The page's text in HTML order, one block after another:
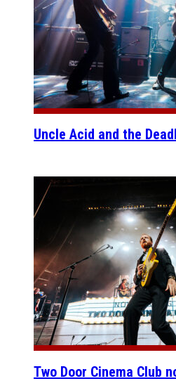
Uncle Acid and the
Two Door Cinema Club